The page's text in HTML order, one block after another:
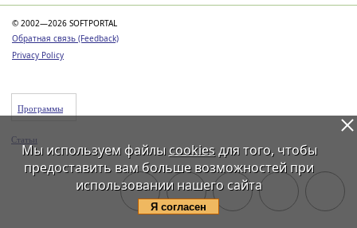
© 2002—2026 SOFTPORTAL
Обратная связь (Feedback)
Privacy Policy
Программы
Статьи
Мы используем файлы cookiesдля того, чтобы
предоставить вам больше возможностей при
использовании нашего сайта